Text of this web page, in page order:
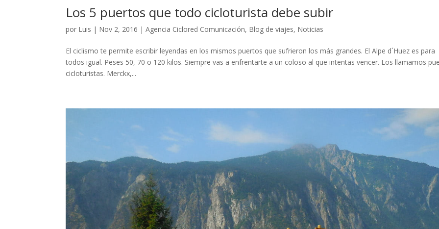
Los 5 puertos que todo cicloturista debe subir
por Luis | Nov 2, 2016 |Agencia Ciclored Comunicación, Blog de viajes, Noticias
El ciclismo te permite escribir leyendas en los mismos puertos que sufrieron los más grandes. El Alpe d´Huez es para
todos igual. Peses 50, 70 o 120 kilos. Siempre vas a enfrentarte a un coloso al que intentas vencer. Los llamamos
cicloturistas. Merckx,...